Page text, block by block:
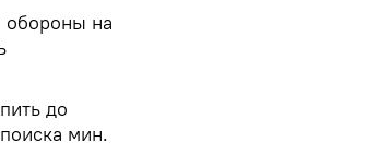
обороны на
до
мин.